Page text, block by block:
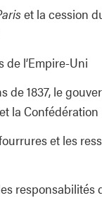
et la cession
de l’Empire-Uni
de 1837, le
la Confédération
et les
responsabilités